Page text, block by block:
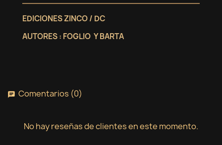
EDICIONES ZINCO / DC
AUTORES : FOGLIO Y BARTA
chat Comentarios (0)
No hay reseñas de clientes en este momento.